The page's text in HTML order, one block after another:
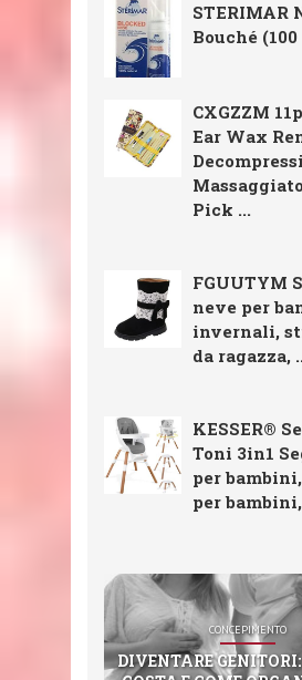
STERIMAR
Bouché
CXGZZM
Ear Wax
Pick ...
FGUUTYM
neve per
invernali,
da ragazza,
KESSER®
Toni 3in1
per
per
CONCEPIMENTO
DIVENTARE
SHOP
STERIMAR NEZ
SHOP
CXGZZM 11PCS EAR
REMOVER
SHOP
FGUUTYM STIVALI
PER BAMBINI,
SHOP
KESSER®
3IN1 SEGGIOLONE